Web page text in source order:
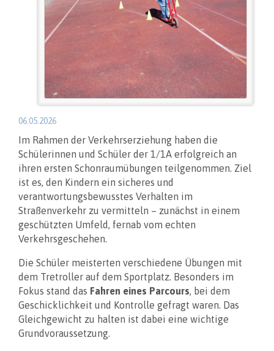
06.05.2026
Im Rahmen der Verkehrserziehung haben die
Schülerinnen und Schüler der 1/1A erfolgreich an
ihren ersten Schonraumübungen teilgenommen. Ziel
ist es, den Kindern ein sicheres und
verantwortungsbewusstes Verhalten im
Straßenverkehr zu vermitteln – zunächst in einem
geschützten Umfeld, fernab vom echten
Verkehrsgeschehen.
Die Schüler meisterten verschiedene Übungen mit
dem Tretroller auf dem Sportplatz. Besonders im
Fokus stand das Fahren eines Parcours, bei dem
Geschicklichkeit und Kontrolle gefragt waren. Das
Gleichgewicht zu halten ist dabei eine wichtige
Grundvoraussetzung.